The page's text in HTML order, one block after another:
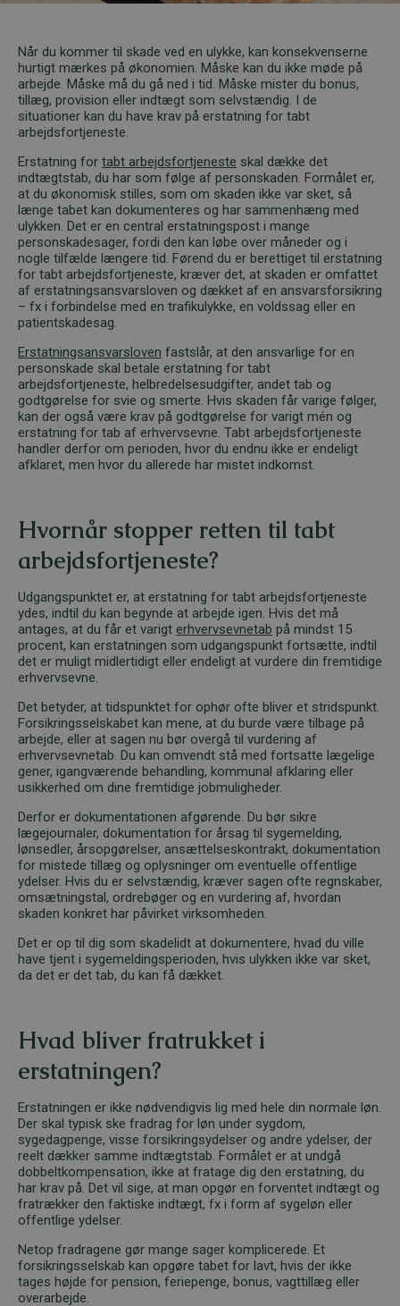
Når du kommer til skade ved en ulykke, kan konsekvenserne
hurtigt mærkes på økonomien. Måske kan du ikke møde på
arbejde. Måske må du gå ned i tid. Måske mister du bonus,
tillæg, provision eller indtægt som selvstændig. I de
situationer kan du have krav på erstatning for tabt
arbejdsfortjeneste.
Erstatning for tabt arbejdsfortjeneste skal dække det
indtægtstab, du har som følge af personskaden. Formålet er,
at du økonomisk stilles, som om skaden ikke var sket, så
længe tabet kan dokumenteres og har sammenhæng med
ulykken. Det er en central erstatningspost i mange
personskadesager, fordi den kan løbe over måneder og i
nogle tilfælde længere tid. Førend du er berettiget til erstatning
for tabt arbejdsfortjeneste, kræver det, at skaden er omfattet
af erstatningsansvarsloven og dækket af en ansvarsforsikring
– fx i forbindelse med en trafikulykke, en voldssag eller en
patientskadesag.
Erstatningsansvarsloven fastslår, at den ansvarlige for en
personskade skal betale erstatning for tabt
arbejdsfortjeneste, helbredelsesudgifter, andet tab og
godtgørelse for svie og smerte. Hvis skaden får varige følger,
kan der også være krav på godtgørelse for varigt mén og
erstatning for tab af erhvervsevne. Tabt arbejdsfortjeneste
handler derfor om perioden, hvor du endnu ikke er endeligt
afklaret, men hvor du allerede har mistet indkomst.
Hvornår stopper retten til tabt
arbejdsfortjeneste?
Udgangspunktet er, at erstatning for tabt arbejdsfortjeneste
ydes, indtil du kan begynde at arbejde igen. Hvis det må
antages, at du får et varigt erhvervsevnetab på mindst 15
procent, kan erstatningen som udgangspunkt fortsætte, indtil
det er muligt midlertidigt eller endeligt at vurdere din fremtidige
erhvervsevne.
Det betyder, at tidspunktet for ophør ofte bliver et stridspunkt.
Forsikringsselskabet kan mene, at du burde være tilbage på
arbejde, eller at sagen nu bør overgå til vurdering af
erhvervsevnetab. Du kan omvendt stå med fortsatte lægelige
gener, igangværende behandling, kommunal afklaring eller
usikkerhed om dine fremtidige jobmuligheder.
Derfor er dokumentationen afgørende. Du bør sikre
lægejournaler, dokumentation for årsag til sygemelding,
lønsedler, årsopgørelser, ansættelseskontrakt, dokumentation
for mistede tillæg og oplysninger om eventuelle offentlige
ydelser. Hvis du er selvstændig, kræver sagen ofte regnskaber,
omsætningstal, ordrebøger og en vurdering af, hvordan
skaden konkret har påvirket virksomheden.
Det er op til dig som skadelidt at dokumentere, hvad du ville
have tjent i sygemeldingsperioden, hvis ulykken ikke var sket,
da det er det tab, du kan få dækket.
Hvad bliver fratrukket i
erstatningen?
Erstatningen er ikke nødvendigvis lig med hele din normale løn.
Der skal typisk ske fradrag for løn under sygdom,
sygedagpenge, visse forsikringsydelser og andre ydelser, der
reelt dækker samme indtægtstab. Formålet er at undgå
dobbeltkompensation, ikke at fratage dig den erstatning, du
har krav på. Det vil sige, at man opgør en forventet indtægt og
fratrækker den faktiske indtægt, fx i form af sygeløn eller
offentlige ydelser.
Netop fradragene gør mange sager komplicerede. Et
forsikringsselskab kan opgøre tabet for lavt, hvis der ikke
tages højde for pension, feriepenge, bonus, vagttillæg eller
overarbejde.